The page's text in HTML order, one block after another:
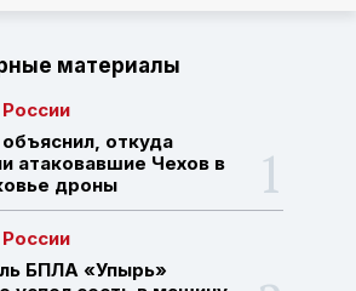
материалы
откуда
атаковавшие Чехов в
дроны
БПЛА «Упырь»